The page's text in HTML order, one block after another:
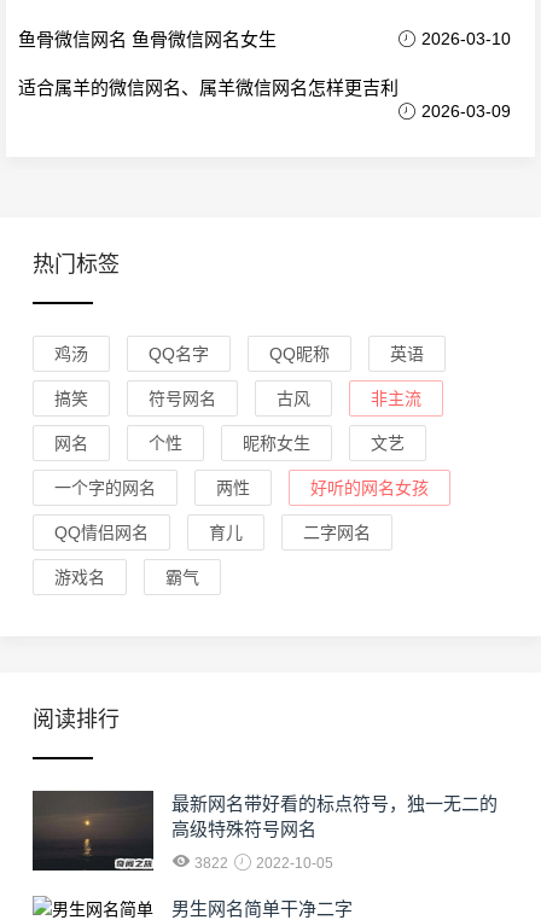
鱼骨微信网名 鱼骨微信网名女生 2026-03-10
适合属羊的微信网名、属羊微信网名怎样更吉利
2026-03-09
热门标签
鸡汤 QQ名字 QQ昵称 英语
搞笑 符号网名 古风 非主流
网名 个性 昵称女生 文艺
一个字的网名 两性 好听的网名女孩
QQ情侣网名 育儿 二字网名
游戏名 霸气
阅读排行
最新网名带好看的标点符号，独一无二的
高级特殊符号网名
3822 2022-10-05
男生网名简单干净二字